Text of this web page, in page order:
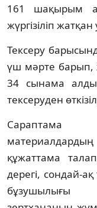
161 шақырым
жүргізіліп
Тексеру
үш мәрте барып,
34 сынама
тексеруден
Сараптама
құжаттама
дерегі, сондай-
бұзушылығы